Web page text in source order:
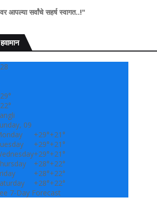
सहर्ष स्वागत..!"
हवामान
28
29°
22°
09
+29°+21°
+29°+21°
+29°+21°
+28°+22°
+28°+22°
+28°+22°
7-Day Forecast